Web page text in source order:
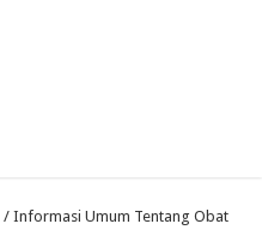
/ Informasi Umum Tentang Obat